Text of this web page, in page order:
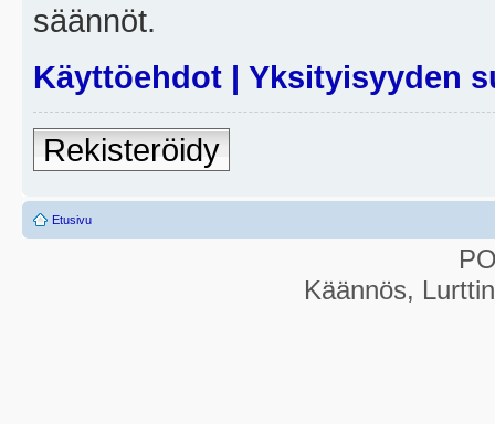
säännöt.
Käyttöehdot | Yksityisyyden
Rekisteröidy
Etusivu
Käännös,